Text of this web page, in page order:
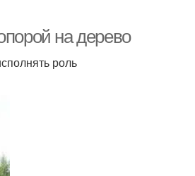
на дерево
роль